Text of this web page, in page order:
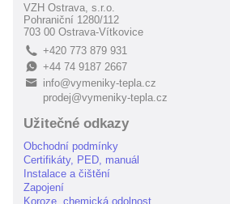
VZH Ostrava, s.r.o.
Pohraniční 1280/112
703 00 Ostrava-Vítkovice
L +420 773 879 931
E+44 74 9187 2667
B
info@vymeniky-tepla.cz
prodej@vymeniky-tepla.cz
Užitečné odkazy
Obchodní podmínky
Certifikáty, PED, manuál
Instalace a čištění
Zapojení
Koroze, chemická odolnost